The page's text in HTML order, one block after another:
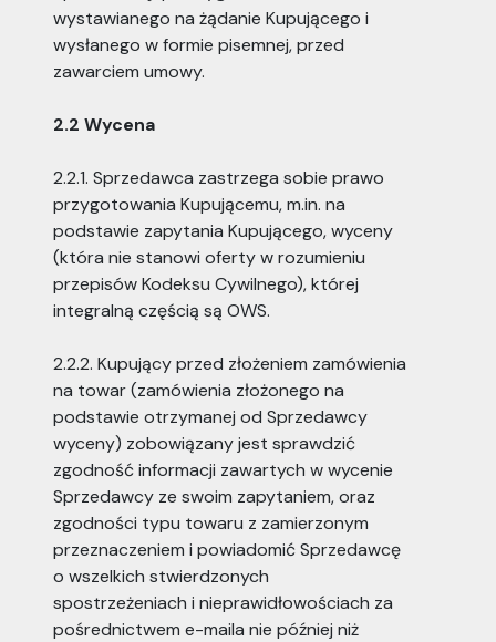
wystawianego na żądanie Kupującego i
wysłanego w formie pisemnej, przed
zawarciem umowy.
2.2 Wycena
2.2.1. Sprzedawca zastrzega sobie prawo
przygotowania Kupującemu, m.in. na
podstawie zapytania Kupującego, wyceny
(która nie stanowi oferty w rozumieniu
przepisów Kodeksu Cywilnego), której
integralną częścią są OWS.
2.2.2. Kupujący przed złożeniem zamówienia
na towar (zamówienia złożonego na
podstawie otrzymanej od Sprzedawcy
wyceny) zobowiązany jest sprawdzić
zgodność informacji zawartych w wycenie
Sprzedawcy ze swoim zapytaniem, oraz
zgodności typu towaru z zamierzonym
przeznaczeniem i powiadomić Sprzedawcę
o wszelkich stwierdzonych
spostrzeżeniach i nieprawidłowościach za
pośrednictwem e-maila nie później niż